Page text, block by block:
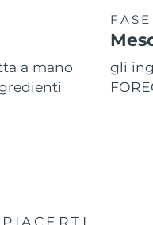
a mano
gli